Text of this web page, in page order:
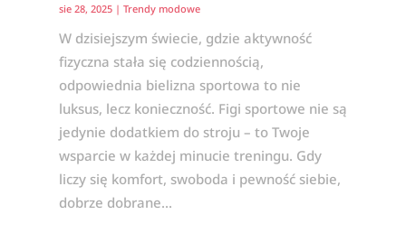
sie 28, 2025| Trendy modowe
W dzisiejszym świecie, gdzie aktywność
fizyczna stała się codziennością,
odpowiednia bielizna sportowa to nie
luksus, lecz konieczność. Figi sportowe nie są
jedynie dodatkiem do stroju – to Twoje
wsparcie w każdej minucie treningu. Gdy
liczy się komfort, swoboda i pewność siebie,
dobrze dobrane...